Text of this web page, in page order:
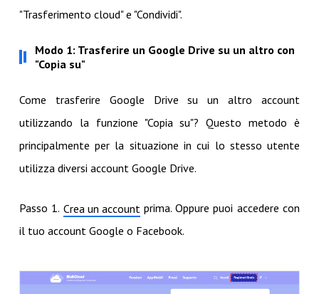
"Trasferimento cloud" e "Condividi".
Modo 1: Trasferire un Google Drive su un altro con
"Copia su"
Come trasferire Google Drive su un altro account
utilizzando la funzione "Copia su"? Questo metodo è
principalmente per la situazione in cui lo stesso utente
utilizza diversi account Google Drive.
Passo 1. Crea un account prima. Oppure puoi accedere con
il tuo account Google o Facebook.